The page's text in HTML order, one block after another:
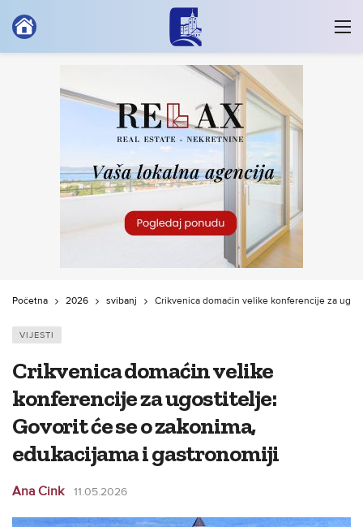
Početna 2026 svibanj Crikvenica domaćin velike konferencije za
VIJESTI
Crikvenica domaćin velike
konferencije za ugostitelje:
Govorit će se o zakonima,
edukacijama i gastronomiji
Ana Cink 11.05.2026